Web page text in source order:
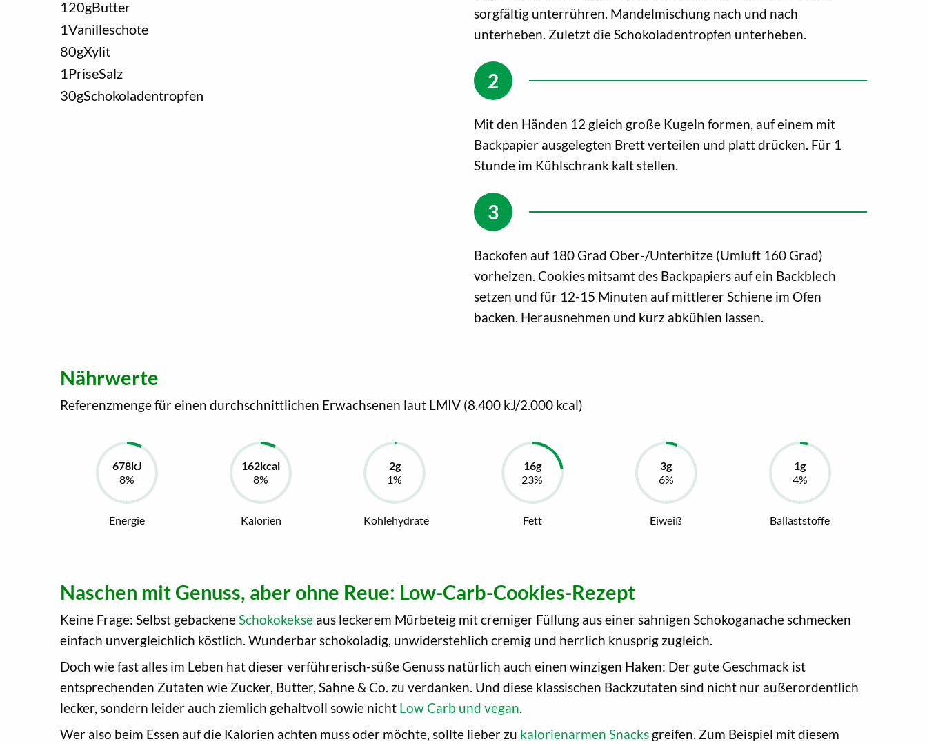
120gButter
1Vanilleschote
80gXylit
1 PriseSalz
30gSchokoladentropfen
sorgfältig unterrühren. Mandelmischung nach und nach
unterheben. Zuletzt die Schokoladentropfen unterheben.
Mit den Händen 12 gleich große Kugeln formen, auf einem mit
Backpapier ausgelegten Brett verteilen und platt drücken. Für 1
Stunde im Kühlschrank kalt stellen.
Backofen auf 180 Grad Ober-/Unterhitze (Umluft 160 Grad)
vorheizen. Cookies mitsamt des Backpapiers auf ein Backblech
setzen und für 12-15 Minuten auf mittlerer Schiene im Ofen
backen. Herausnehmen und kurz abkühlen lassen.
Nährwerte
Referenzmenge für einen durchschnittlichen Erwachsenen laut LMIV (8.400 kJ/2.000 kcal)
Energie Kalorien Kohlehydrate Fett Eiweiß Ballaststoffe
Naschen mit Genuss, aber ohne Reue: Low-Carb-Cookies-Rezept
Keine Frage: Selbst gebackene Schokokekse aus leckerem Mürbeteig mit cremiger Füllung aus einer sahnigen Schokoganache schmecken
einfach unvergleichlich köstlich. Wunderbar schokoladig, unwiderstehlich cremig und herrlich knusprig zugleich.
Doch wie fast alles im Leben hat dieser verführerisch-süße Genuss natürlich auch einen winzigen Haken: Der gute Geschmack ist
entsprechenden Zutaten wie Zucker, Butter, Sahne & Co. zu verdanken. Und diese klassischen Backzutaten sind nicht nur außerordentlich
lecker, sondern leider auch ziemlich gehaltvoll sowie nicht Low Carb und vegan
Wer also beim Essen auf die Kalorien achten muss oder möchte, sollte lieber zu kalorienarmen Snacks greifen. Zum Beispiel mit diesem